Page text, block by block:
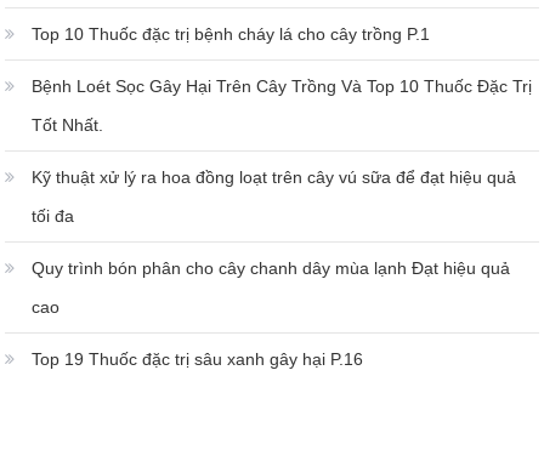
Top 10 Thuốc đặc trị bệnh cháy lá cho cây trồng P.1
Bệnh Loét Sọc Gây Hại Trên Cây Trồng Và Top 10 Thuốc Đặc Trị
Tốt Nhất.
Kỹ thuật xử lý ra hoa đồng loạt trên cây vú sữa để đạt hiệu quả
tối đa
Quy trình bón phân cho cây chanh dây mùa lạnh Đạt hiệu quả
cao
Top 19 Thuốc đặc trị sâu xanh gây hại P.16